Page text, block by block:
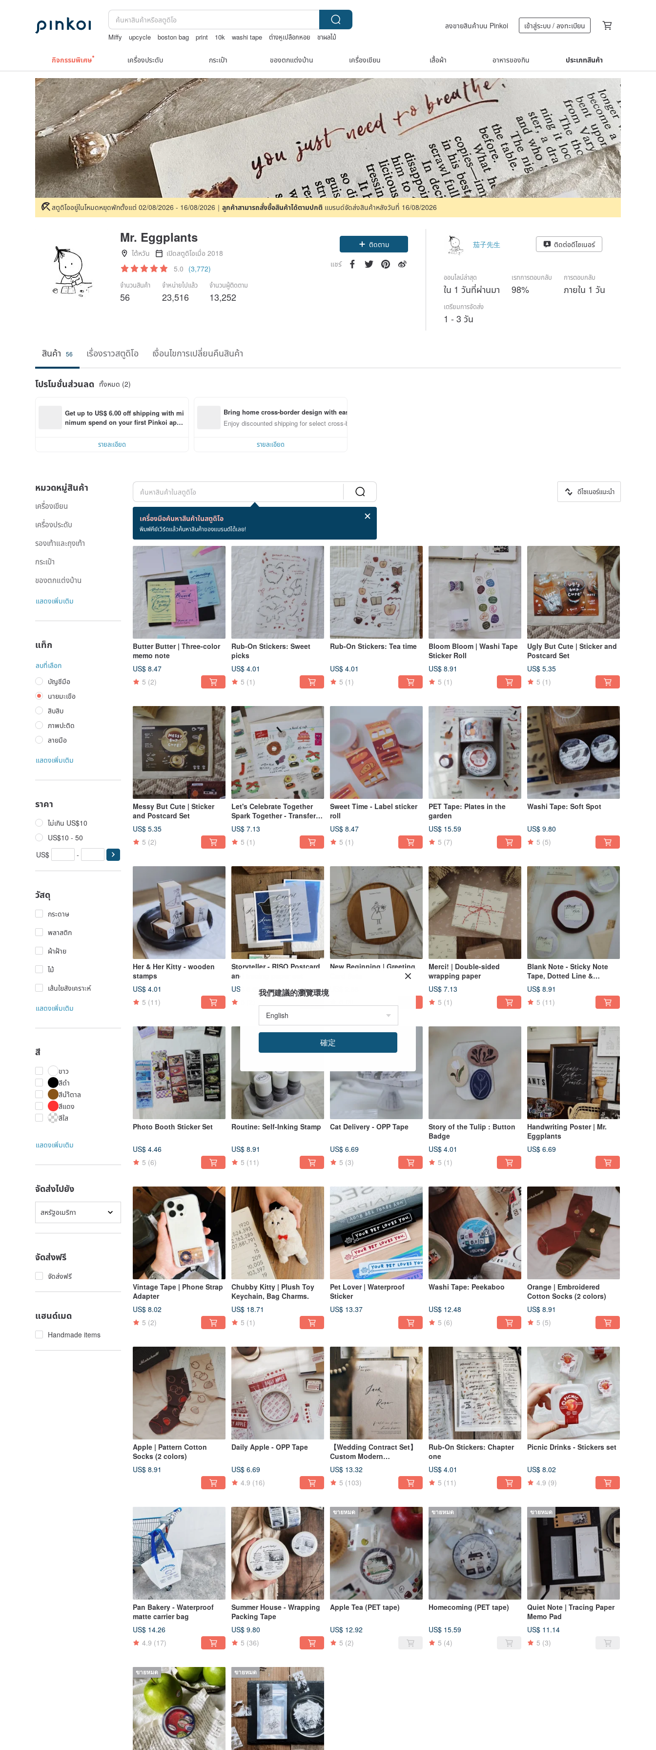
Miffy upcycle boston bag print 10k washi tape ต่างหูเปลือกหอย ชาผลไม้
ลงขายสินค้าบน Pinkoi เข้าสู่ระบบ / ลงทะเบียน
กิจกรรมพิเศษ เครื่องประดับ กระเป๋า ของตกแต่งบ้าน เครื่องเขียน เสื้อผ้า อาหารของกิน ประเภทสินค้า
สตูดิโออยู่ในโหมดหยุดพักตั้งแต่ 02/08/2026 - 16/08/2026｜ ลูกค้าสามารถสั่งซื้อสินค้าได้ตามปกติ แบรนด์จัดส่งสินค้าหลังวันที่ 16/08/2026
Mr. Eggplants
ไต้หวัน
เปิดสตูดิโอเมื่อ 2018
5.0 (3,772)
จำนวนสินค้า
56
จำหน่ายไปแล้ว
23,516
จำนวนผู้ติดตาม
13,252
ติดตาม
แชร์
茄子先生 ติดต่อดีไซเนอร์
ออนไลน์ล่าสุด
ใน 1 วันที่ผ่านมา
เรทการตอบกลับ
98%
การตอบกลับ
ภายใน 1 วัน
เตรียมการจัดส่ง
1 - 3 วัน
สินค้า 56 เรื่องราวสตูดิโอ เงื่อนไขการเปลี่ยนคืนสินค้า
โปรโมชั่นส่วนลด ทั้งหมด (2)
Get up to US$ 6.00 off shipping with mi
nimum spend on your first Pinkoi app
รายละเอียด
Bring home cross-border design with ease
Enjoy discounted shipping for select cross-border items
รายละเอียด
หมวดหมู่สินค้า
เครื่องเขียน
เครื่องประดับ
รองเท้าและถุงเท้า
กระเป๋า
ของตกแต่งบ้าน
แสดงเพิ่มเติม
แท็ก
ลบที่เลือก
บัญชีมือ
นายมะเขือ
สิบสิบ
ภาพปะติด
ลายมือ
แสดงเพิ่มเติม
ราคา
ไม่เกิน US$10
US$10 - 50
US$
-
วัสดุ
กระดาษ
พลาสติก
ผ้าฝ้าย
ไม้
เส้นใยสังเคราะห์
แสดงเพิ่มเติม
สี
ขาว
สีดำ
สีนำ้ตาล
สีแดง
สีใส
แสดงเพิ่มเติม
จัดส่งไปยัง
สหรัฐอเมริกา
จัดส่งฟรี
จัดส่งฟรี
แฮนด์เมด
Handmade items
เครื่องมือค้นหาสินค้าในสตูดิโอ
พิมพ์คีย์เวิร์ดแล้วค้นหาสินค้าของแบรนด์ได้เลย!
ดีไซเนอร์แนะนำ
สินค้า 37 ชิ้น
นายมะเขือ
Butter Butter | Three-color
memo note
US$ 8.47
5 (2)
Rub-On Stickers: Sweet
picks
US$ 4.01
5 (1)
Rub-On Stickers: Tea time
US$ 4.01
5 (1)
Bloom Bloom | Washi Tape
Sticker Roll
US$ 8.91
5 (1)
Ugly But Cute | Sticker and
Postcard Set
US$ 5.35
5 (1)
Messy But Cute | Sticker
and Postcard Set
US$ 5.35
5 (2)
Let's Celebrate Together
Spark Together - Transfer
Sticker Set ft. a kind of café
US$ 7.13
5 (1)
Sweet Time - Label sticker
roll
US$ 8.47
5 (1)
PET Tape: Plates in the
garden
US$ 15.59
5 (7)
Washi Tape: Soft Spot
US$ 9.80
5 (5)
Her & Her Kitty - wooden
stamps
US$ 4.01
5 (11)
Storyteller - RISO Postcard
and tracing paper set
US$ 6.69
New Beginning | Greeting
Merci! | Double-sided
wrapping paper
US$ 7.13
5 (1)
Blank Note - Sticky Note
Tape, Dotted Line &
Tearable
US$ 8.91
5 (11)
Photo Booth Sticker Set
US$ 4.46
5 (6)
Routine: Self-Inking Stamp
US$ 8.91
5 (11)
Cat Delivery - OPP Tape
US$ 6.69
5 (3)
Story of the Tulip : Button
Badge
US$ 4.01
5 (1)
Handwriting Poster | Mr.
Eggplants
US$ 6.69
Vintage Tape | Phone Strap
Adapter
US$ 8.02
5 (2)
Chubby Kitty | Plush Toy
Keychain, Bag Charms.
US$ 18.71
5 (1)
Pet Lover | Waterproof
Sticker
US$ 13.37
Washi Tape: Peekaboo
US$ 12.48
5 (6)
Orange | Embroidered
Cotton Socks (2 colors)
US$ 8.91
5 (5)
Apple | Pattern Cotton
Socks (2 colors)
US$ 8.91
Daily Apple - OPP Tape
US$ 6.69
4.9 (16)
【Wedding Contract Set】
Custom Modern
Handwriting | European
Classical Textured Hot
Stamping | Hardcover
US$ 13.32
5 (103)
Rub-On Stickers: Chapter
one
US$ 4.01
5 (11)
Picnic Drinks - Stickers set
US$ 8.02
4.9 (9)
Pan Bakery - Waterproof
matte carrier bag
US$ 14.26
4.9 (17)
Summer House - Wrapping
Packing Tape
US$ 9.80
5 (36)
ขายหมด
Apple Tea (PET tape)
US$ 12.92
5 (2)
ขายหมด
Homecoming (PET tape)
US$ 15.59
5 (4)
ขายหมด
Quiet Note | Tracing Paper
Memo Pad
US$ 11.14
5 (3)
ขายหมด ขายหมด
我們建議的瀏覽環境
確定